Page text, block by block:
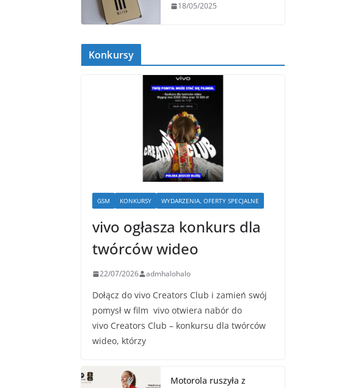
18/05/2025
Konkursy
GSM KONKURSY WYDARZENIA, OFERTY SPECJALNE
vivo ogłasza konkurs dla
twórców wideo
22/07/2026 admhalohalo
Dołącz do vivo Creators Club i zamień swój
pomysł w film vivo otwiera nabór do
vivo Creators Club – konkursu dla twórców
wideo, którzy
Motorola ruszyła z